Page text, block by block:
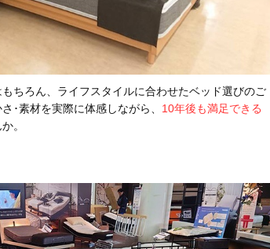
ちろん、ライフスタイルに合わせたベッド選びのご
･素材を実際に体感しながら、 10年後も満足できる
。